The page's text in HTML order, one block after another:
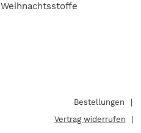
Weihnachtsstoffe
Bestellungen
Vertrag widerrufen